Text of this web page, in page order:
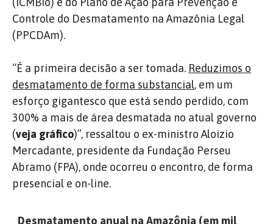
Controle do Desmatamento na Amazônia Legal
(PPCDAm).
“É a primeira decisão a ser tomada. Reduzimos o
desmatamento de forma substancial, em um
esforço gigantesco que está sendo perdido, com
300% a mais de área desmatada no atual governo
(veja gráfico)”, ressaltou o ex-ministro Aloizio
Mercadante, presidente da Fundação Perseu
Abramo (FPA), onde ocorreu o encontro, de forma
presencial e on-line.